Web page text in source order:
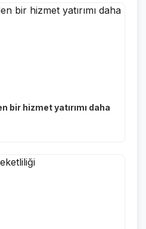
bir hizmet yatırımı daha